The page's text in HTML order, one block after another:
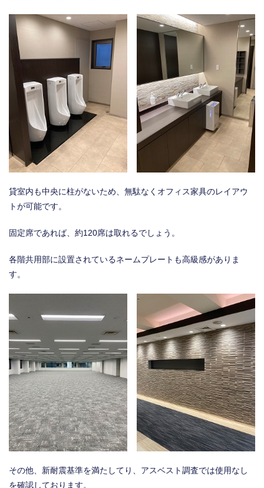
貸室内も中央に柱がないため、無駄なくオフィス家具のレイアウ
トが可能です。
固定席であれば、約120席は取れるでしょう。
各階共用部に設置されているネームプレートも高級感がありま
す。
その他、新耐震基準を満たしてり、アスベスト調査では使用なし
を確認しております。